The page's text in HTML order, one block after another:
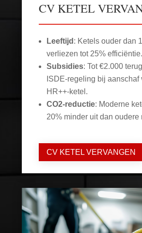
CV KETEL
Leeftijd : Ketels ouder dan
verliezen tot 25% efficiëntie.
Subsidies: Tot €2.000
ISDE-regeling bij aanschaf
HR++-ketel.
CO2-reductie: Moderne
20% minder uit dan oudere
CV KETEL VERVANGEN